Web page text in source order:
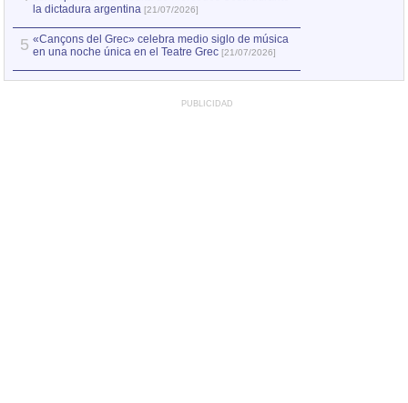
la dictadura argentina [21/07/2026]
5 «Cançons del Grec» celebra medio siglo de música
en una noche única en el Teatre Grec [21/07/2026]
PUBLICIDAD